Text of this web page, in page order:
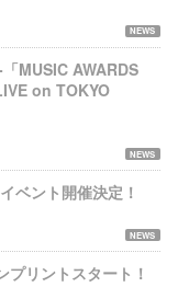
NEWS
MUSIC AWARDS
on TOKYO
NEWS
ベント開催決定！
NEWS
プリントスタート！